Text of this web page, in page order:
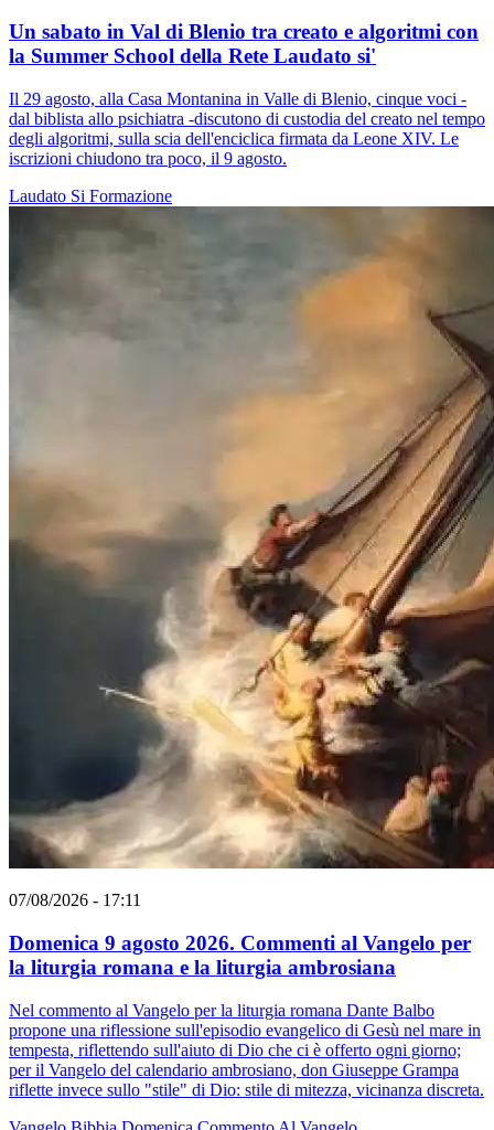
Un sabato in Val di Blenio tra creato e algoritmi con
la Summer School della Rete Laudato si'
Il 29 agosto, alla Casa Montanina in Valle di Blenio, cinque voci -
dal biblista allo psichiatra -discutono di custodia del creato nel tempo
degli algoritmi, sulla scia dell'enciclica firmata da Leone XIV. Le
iscrizioni chiudono tra poco, il 9 agosto.
Laudato Si Formazione
07/08/2026 - 17:11
Domenica 9 agosto 2026. Commenti al Vangelo per
la liturgia romana e la liturgia ambrosiana
Nel commento al Vangelo per la liturgia romana Dante Balbo
propone una riflessione sull'episodio evangelico di Gesù nel mare in
tempesta, riflettendo sull'aiuto di Dio che ci è offerto ogni giorno;
per il Vangelo del calendario ambrosiano, don Giuseppe Grampa
riflette invece sullo "stile" di Dio: stile di mitezza, vicinanza discreta.